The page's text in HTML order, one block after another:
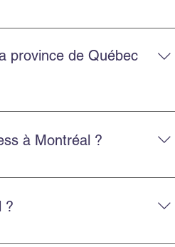
et la protection des biens, avec
province de Québec
régions.
à Montréal ?
nos services d’emballage ou
?
efficace.